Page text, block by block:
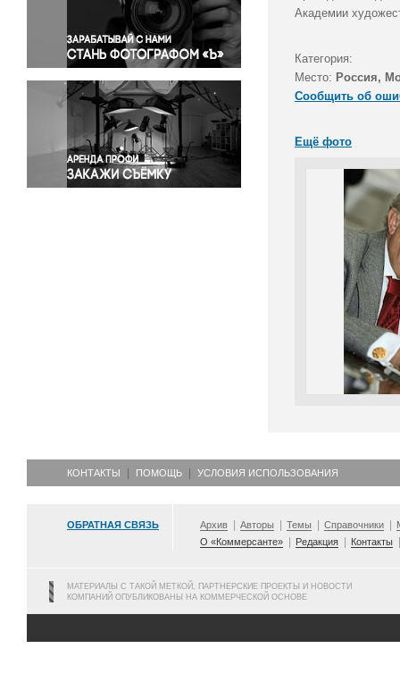
Правосудие
Происшествия и конфликты
Религия
Светская жизнь
Спорт
Экология
Экономика и бизнес
Академии
Категория:
Место: Россия,
Сообщить об
Ещё фото
КОНТАКТЫ ПОМОЩЬ УСЛОВИЯ ИСПОЛЬЗОВАНИЯ
ОБРАТНАЯ СВЯЗЬ Архив Авторы Темы Справочники
О «Коммерсанте»
Редакция Контакты
МАТЕРИАЛЫ С ТАКОЙ МЕТКОЙ, ПАРТНЕРСКИЕ ПРОЕКТЫ И НОВОСТИ
КОМПАНИЙ ОПУБЛИКОВАНЫ НА КОММЕРЧЕСКОЙ ОСНОВЕ